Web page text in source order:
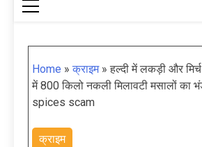
Home »क्राइम»हल्दी में लकड़ी और
में 800 किलो नकली मिलावटी मसालों का
spices scam
क्राइम